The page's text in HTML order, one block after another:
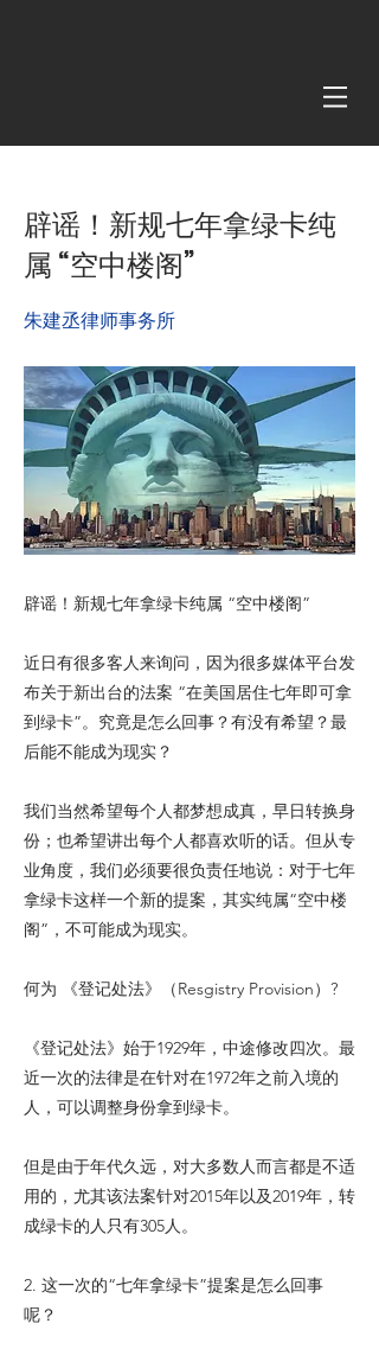
辟谣！新规七年拿绿卡纯
属 “空中楼阁”
朱建丞律师事务所
辟谣！新规七年拿绿卡纯属 “空中楼阁”
近日有很多客人来询问，因为很多媒体平台发
布关于新出台的法案 “在美国居住七年即可拿
到绿卡”。究竟是怎么回事？有没有希望？最
后能不能成为现实？
我们当然希望每个人都梦想成真，早日转换身
份；也希望讲出每个人都喜欢听的话。但从专
业角度，我们必须要很负责任地说：对于七年
拿绿卡这样一个新的提案，其实纯属“空中楼
阁”，不可能成为现实。
何为 《登记处法》（Resgistry Provision）?
《登记处法》始于1929年，中途修改四次。最
近一次的法律是在针对在1972年之前入境的
人，可以调整身份拿到绿卡。
但是由于年代久远，对大多数人而言都是不适
用的，尤其该法案针对2015年以及2019年，转
成绿卡的人只有305人。
2. 这一次的“七年拿绿卡”提案是怎么回事
呢？